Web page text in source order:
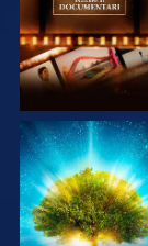
ESPLORA LE
SERIE